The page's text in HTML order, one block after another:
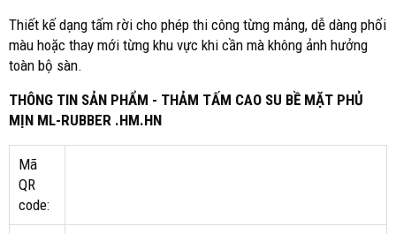
Thiết kế dạng tấm rời cho phép thi công từng mảng, dễ dàng phối
màu hoặc thay mới từng khu vực khi cần mà không ảnh hưởng
toàn bộ sàn.
THÔNG TIN SẢN PHẨM - THẢM TẤM CAO SU BỀ MẶT PHỦ
MỊN ML-RUBBER .HM.HN
Mã
QR
code: